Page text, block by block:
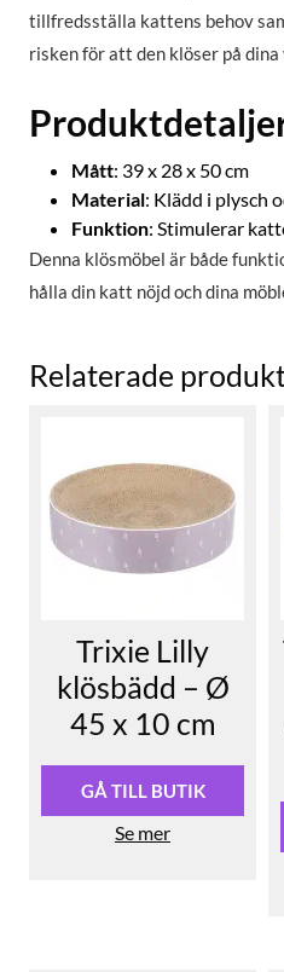
tillfredsställa kattens behov
risken för att den klöser på dina
Mått: 39 x 28 x 50 cm
Material: Klädd i plysch
Funktion: Stimulerar
Denna klösmöbel är både
hålla din katt nöjd och dina
Relaterade
Trixie Lilly
klösbädd – Ø
45 x 10 cm
GÅ TILL BUTIK
Se mer